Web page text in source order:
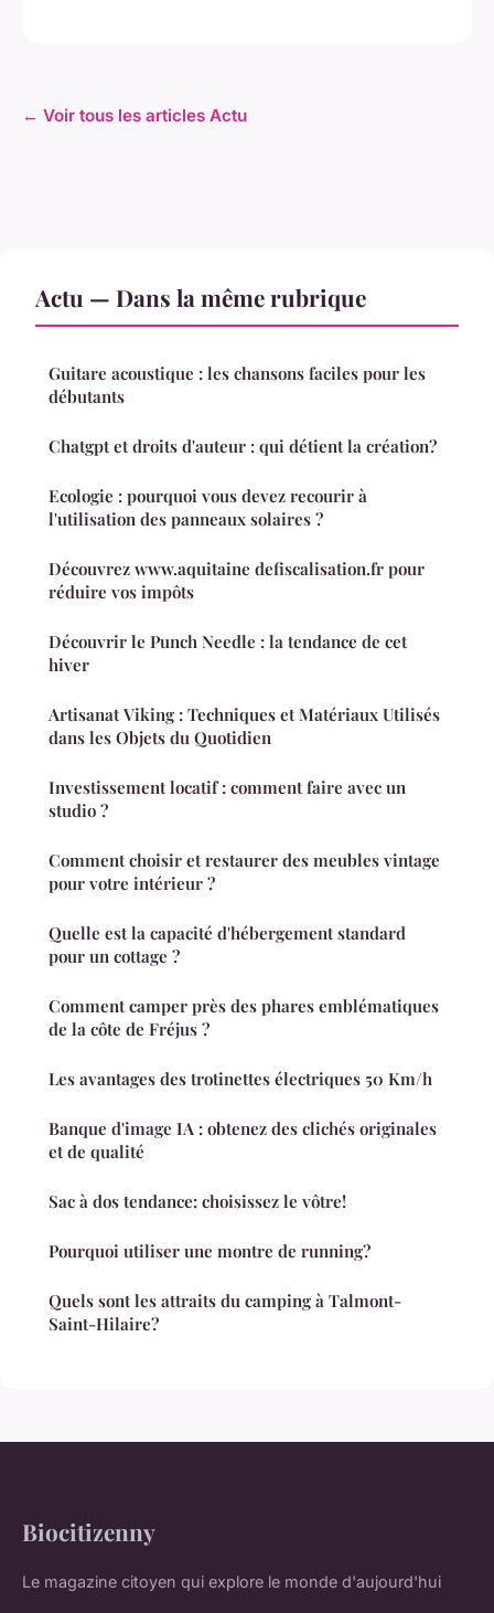
← Voir tous les articles Actu
Actu — Dans la même rubrique
Guitare acoustique : les chansons faciles pour les
débutants
Chatgpt et droits d'auteur : qui détient la création?
Ecologie : pourquoi vous devez recourir à
l'utilisation des panneaux solaires ?
Découvrez www.aquitaine defiscalisation.fr pour
réduire vos impôts
Découvrir le Punch Needle : la tendance de cet
hiver
Artisanat Viking : Techniques et Matériaux Utilisés
dans les Objets du Quotidien
Investissement locatif : comment faire avec un
studio ?
Comment choisir et restaurer des meubles vintage
pour votre intérieur ?
Quelle est la capacité d'hébergement standard
pour un cottage ?
Comment camper près des phares emblématiques
de la côte de Fréjus ?
Les avantages des trotinettes électriques 50 Km/h
Banque d'image IA : obtenez des clichés originales
et de qualité
Sac à dos tendance: choisissez le vôtre!
Pourquoi utiliser une montre de running?
Quels sont les attraits du camping à Talmont-
Saint-Hilaire?
Biocitizenny
Le magazine citoyen qui explore le monde d'aujourd'hui